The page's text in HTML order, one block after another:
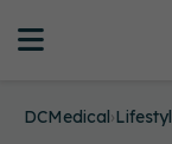
DCMedical›